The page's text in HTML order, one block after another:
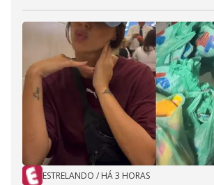
ESTRELANDO / HÁ 3 HORAS